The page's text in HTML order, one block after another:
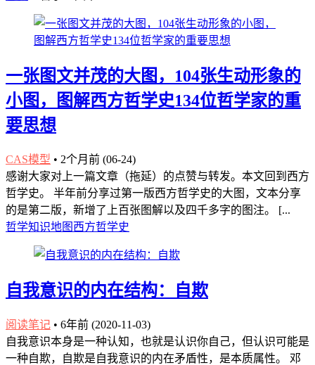
一张图文并茂的大图，104张生动形象的
小图，图解西方哲学史134位哲学家的重
要思想
CAS模型 • 2个月前 (06-24)
感谢大家对上一篇文章（拖延）的点赞与转发。本文回到西方
哲学史。 半年前分享过第一版西方哲学史的大图，文本分享
的是第二版，新增了上百张图解以及四千多字的图注。 [...
哲学知识地图 西方哲学史
自我意识的内在结构：自欺
阅读笔记 • 6年前 (2020-11-03)
自我意识本身是一种认知，也就是认识你自己，但认识可能是
一种自欺，自欺是自我意识的内在矛盾性，是本质属性。 邓